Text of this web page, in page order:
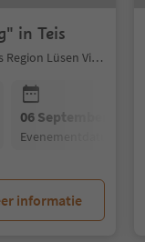
in Teis
Villnöss/Funes, Dolomites Region Lüsen Villnöss
06 September 2026
evenementdatum
informatie